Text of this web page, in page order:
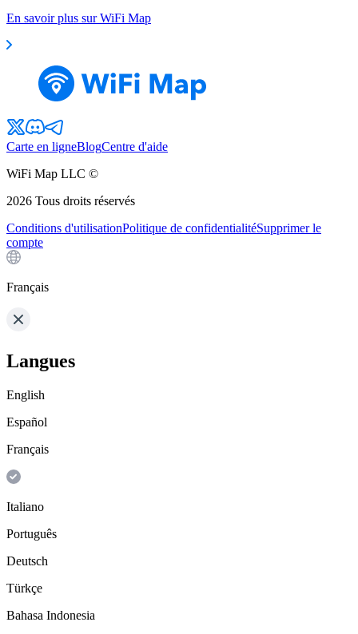
En savoir plus sur WiFi Map
Carte en ligneBlogCentre d'aide
WiFi Map LLC ©
2026 Tous droits réservés
Conditions d'utilisationPolitique de confidentialitéSupprimer le
compte
Français
Langues
English
Español
Français
Italiano
Português
Deutsch
Türkçe
Bahasa Indonesia